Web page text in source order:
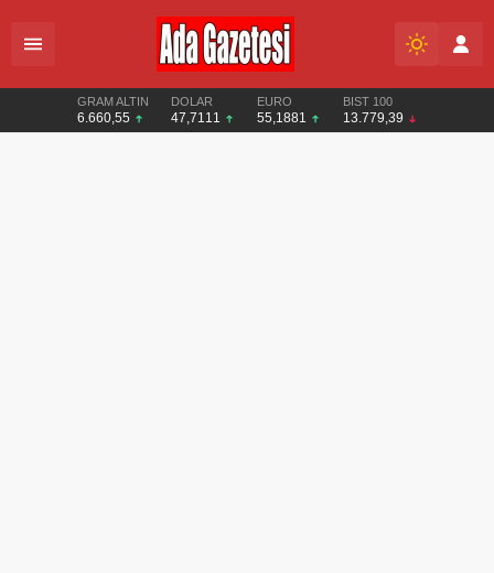
GRAM ALTIN
6.660,55
DOLAR
47,7111
EURO
55,1881
BIST 100
13.779,39